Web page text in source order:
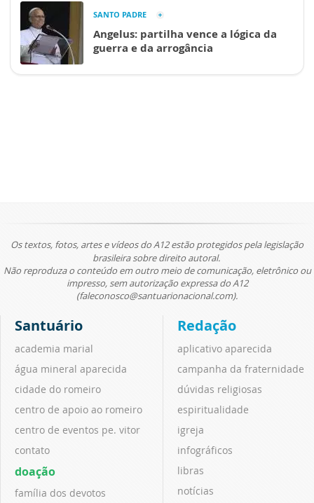
SANTO PADRE
Angelus: partilha vence a lógica da
guerra e da arrogância
Os textos, fotos, artes e vídeos do A12 estão protegidos pela legislação
brasileira sobre direito autoral.
Não reproduza o conteúdo em outro meio de comunicação, eletrônico ou
impresso, sem autorização expressa do A12
(faleconosco@santuarionacional.com).
Santuário
academia marial
água mineral aparecida
cidade do romeiro
centro de apoio ao romeiro
centro de eventos pe. vitor
contato
doação
família dos devotos
Redação
aplicativo aparecida
campanha da fraternidade
dúvidas religiosas
espiritualidade
igreja
infográficos
libras
notícias